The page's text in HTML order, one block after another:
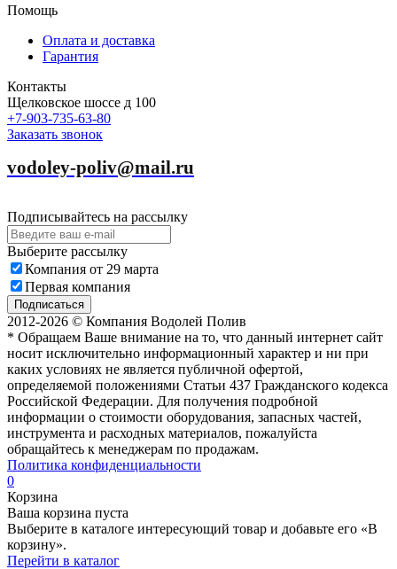
Помощь
Оплата и доставка
Гарантия
Контакты
Щелковское шоссе д 100
+7-903-735-63-80
Заказать звонок
vodoley-poliv@mail.ru
Подписывайтесь на рассылку
Выберите рассылку
Компания от 29 марта
Первая компания
Подписаться
2012-2026 © Компания Водолей Полив
* Обращаем Ваше внимание на то, что данный интернет сайт
носит исключительно информационный характер и ни при
каких условиях не является публичной офертой,
определяемой положениями Статьи 437 Гражданского кодекса
Российской Федерации. Для получения подробной
информации о стоимости оборудования, запасных частей,
инструмента и расходных материалов, пожалуйста
обращайтесь к менеджерам по продажам.
Политика конфиденциальности
0
Корзина
Ваша корзина пуста
Выберите в каталоге интересующий товар и добавьте его «В
корзину».
Перейти в каталог